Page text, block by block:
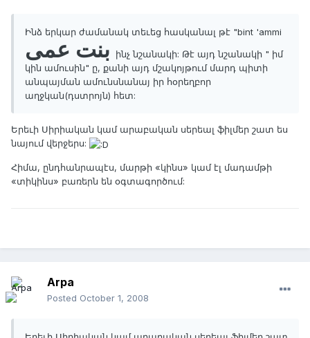
Ինձ երկար ժամանակ տեւեց հասկանալ թէ "bint 'ammi
ինչ նշանակի: Թէ այդ նշանակի " իմ
կին ամուսին" ը, քանի այդ մշակոյթում մարդ պիտի
անպայման ամունսնանայ իր հօրեղբոր
աղջկան(դստրոյն) հետ:
Երեւի Սիրիական կամ արաբական սերեալ ֆիլմեր շատ ես
նայում վերջերս:
Հիմա, ընդհանրապէս, մարթի «կինս» կամ էլ մադամթի
«տիկինս» բառերն են օգտագործում:
Arpa
Posted October 1, 2008